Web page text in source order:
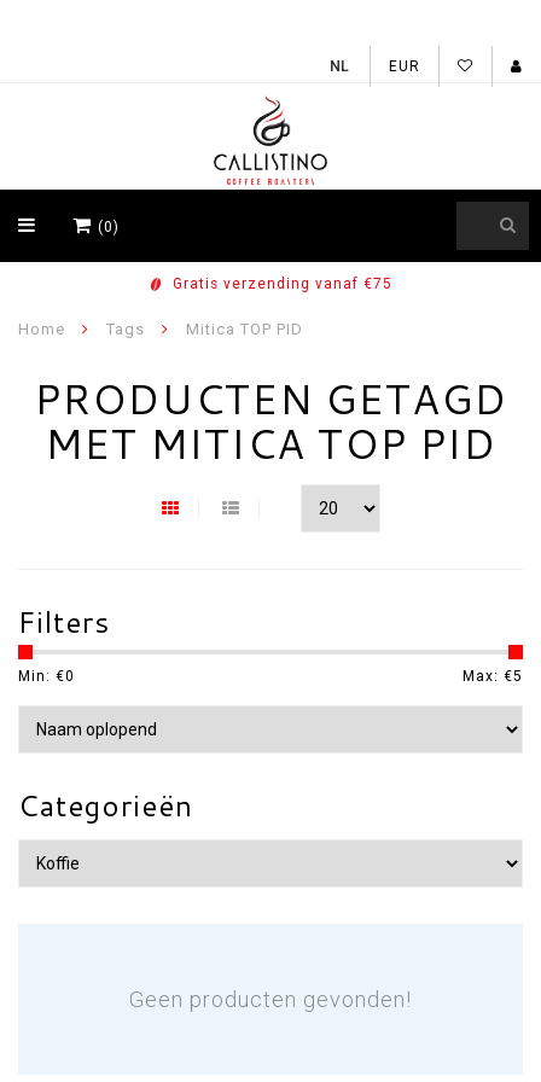
EUR
(0)
Gratis verzending vanaf €75
Home Tags Mitica TOP PID
PRODUCTEN GETAGD
MET MITICA TOP PID
Filters
Min: €0 Max: €5
Categorieën
Geen producten gevonden!